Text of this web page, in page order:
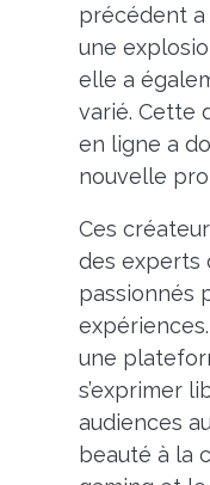
précédent
une
elle a
varié. Cette
en ligne a
nouvelle
Ces
des experts
passionnés
une
s’exprimer
audiences
beauté à la